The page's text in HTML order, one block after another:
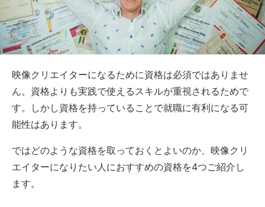
映像クリエイターになるために資格は必須ではありませ
ん。資格よりも実践で使えるスキルが重視されるためで
す。しかし資格を持っていることで就職に有利になる可
能性はあります。
ではどのような資格を取っておくとよいのか、映像クリ
エイターになりたい人におすすめの資格を4つご紹介し
ます。